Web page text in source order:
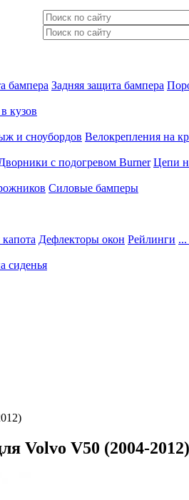
бампера Задняя защита бампера
кузов
и сноубордов Велокрепления на
с подогревом Burner Цепи
Силовые бамперы
Дефлекторы окон Рейлинги
сиденья
Volvo V50 (2004-2012)